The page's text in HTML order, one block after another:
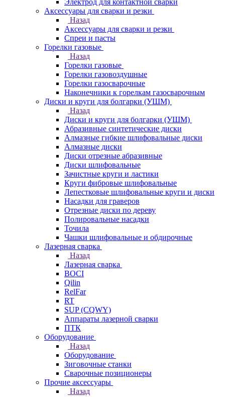
Электрод для контактной сварки
Аксессуары для сварки и резки
Назад
Аксессуары для сварки и резки
Спреи и пасты
Горелки газовые
Назад
Горелки газовые
Горелки газовоздушные
Горелки газосварочные
Наконечники к горелкам газосварочным
Диски и круги для болгарки (УШМ)
Назад
Диски и круги для болгарки (УШМ)
Абразивные синтетические диски
Алмазные гибкие шлифовальные диски
Алмазные диски
Диски отрезные абразивные
Диски шлифовальные
Зачистные круги и ластики
Круги фибровые шлифовальные
Лепестковые шлифовальные круги и диски
Насадки для граверов
Отрезные диски по дереву
Полировальные насадки
Точила
Чашки шлифовальные и обдирочные
Лазерная сварка
Назад
Лазерная сварка
BOCI
Qilin
RelFar
RT
SUP (CQWY)
Аппараты лазерной сварки
ПТК
Оборудование
Назад
Оборудование
Зиговочные станки
Сварочные позиционеры
Прочие аксессуары
Назад